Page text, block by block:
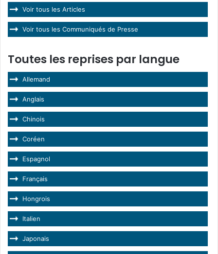
Voir tous les Articles
Voir tous les Communiqués de Presse
Toutes les reprises par langue
Allemand
Anglais
Chinois
Coréen
Espagnol
Français
Hongrois
Italien
Japonais